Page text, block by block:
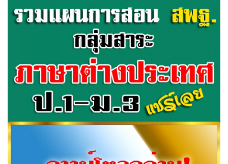
รวมแผนการสอนของ สพฐ.‎ กลุ่มสาระภาษาต่างประเทศ ระดับ
ชั้น ป.1-ม.2 ดาวน์โหลด่วน! ช่วยกันแชร์